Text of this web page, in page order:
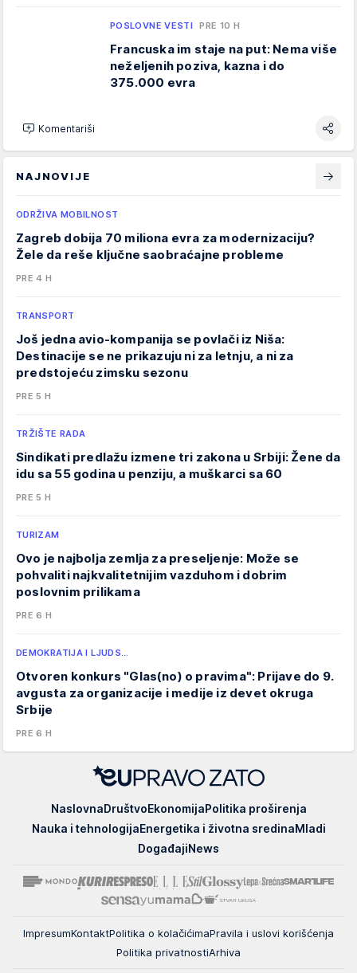
POSLOVNE VESTI PRE 10 H
Francuska im staje na put: Nema više
neželjenih poziva, kazna i do
375.000 evra
Komentariši
NAJNOVIJE
ODRŽIVA MOBILNOST
Zagreb dobija 70 miliona evra za modernizaciju?
Žele da reše ključne saobraćajne probleme
PRE 4 H
TRANSPORT
Još jedna avio-kompanija se povlači iz Niša:
Destinacije se ne prikazuju ni za letnju, a ni za
predstojeću zimsku sezonu
PRE 5 H
TRŽIŠTE RADA
Sindikati predlažu izmene tri zakona u Srbiji: Žene da
idu sa 55 godina u penziju, a muškarci sa 60
PRE 5 H
TURIZAM
Ovo je najbolja zemlja za preseljenje: Može se
pohvaliti najkvalitetnijim vazduhom i dobrim
poslovnim prilikama
PRE 6 H
DEMOKRATIJA I LJUDS…
Otvoren konkurs "Glas(no) o pravima": Prijave do 9.
avgusta za organizacije i medije iz devet okruga
Srbije
PRE 6 H
EUpravo
zato
NaslovnaDruštvoEkonomijaPolitika proširenja
Nauka i tehnologijaEnergetika i životna sredinaMladi
DogađajiNews
ImpresumKontaktPolitika o kolačićimaPravila i uslovi korišćenja
Politika privatnostiArhiva